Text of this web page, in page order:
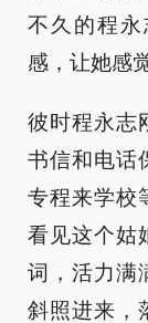
不久的程
感，让她感
彼时程永志
书信和电话
专程来学校
看见这个姑
词，活力满
斜照进来，